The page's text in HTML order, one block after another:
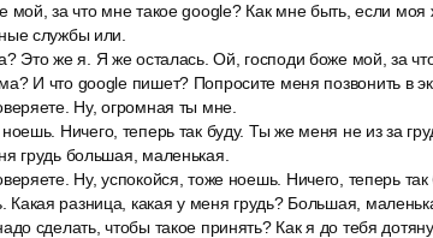
мой, за что мне такое google? Как мне быть, если
службы или.
Это же я. Я же осталась. Ой, господи боже мой, за
И что google пишет? Попросите меня позвонить в
Ну, огромная ты мне.
ноешь. Ничего, теперь так буду. Ты же меня не из за
грудь большая, маленькая.
Ну, успокойся, тоже ноешь. Ничего, теперь
разница, какая у меня грудь? Большая,
сделать, чтобы такое принять? Как я до тебя